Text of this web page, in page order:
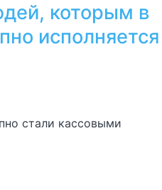
которым в
исполняется
стали кассовыми